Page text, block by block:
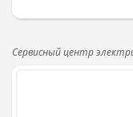
Сервисный центр